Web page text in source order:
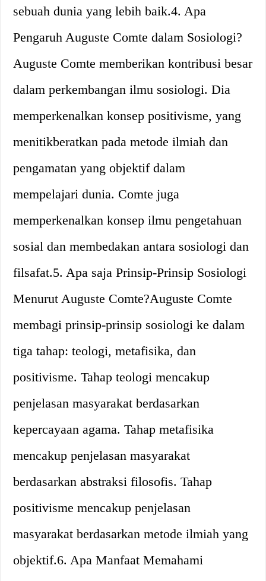
sebuah dunia yang lebih baik.4. Apa
Pengaruh Auguste Comte dalam Sosiologi?
Auguste Comte memberikan kontribusi besar
dalam perkembangan ilmu sosiologi. Dia
memperkenalkan konsep positivisme, yang
menitikberatkan pada metode ilmiah dan
pengamatan yang objektif dalam
mempelajari dunia. Comte juga
memperkenalkan konsep ilmu pengetahuan
sosial dan membedakan antara sosiologi dan
filsafat.5. Apa saja Prinsip-Prinsip Sosiologi
Menurut Auguste Comte?Auguste Comte
membagi prinsip-prinsip sosiologi ke dalam
tiga tahap: teologi, metafisika, dan
positivisme. Tahap teologi mencakup
penjelasan masyarakat berdasarkan
kepercayaan agama. Tahap metafisika
mencakup penjelasan masyarakat
berdasarkan abstraksi filosofis. Tahap
positivisme mencakup penjelasan
masyarakat berdasarkan metode ilmiah yang
objektif.6. Apa Manfaat Memahami